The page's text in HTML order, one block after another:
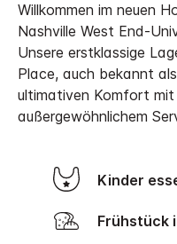
Willkommen im neuen
Nashville West End-
Unsere erstklassige
Place, auch bekannt
ultimativen Komfort mit
außergewöhnlichem
Kinder
Frühstück